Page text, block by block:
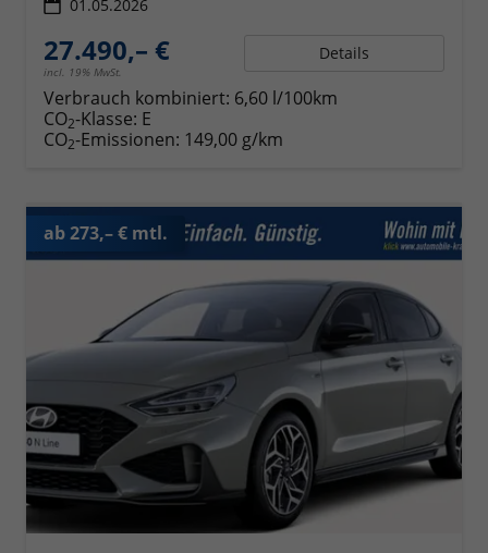
01.05.2026
27.490,– €
incl. 19% MwSt.
Details
Verbrauch kombiniert: 6,60 l/100km
CO2-Klasse: E
CO2-Emissionen: 149,00 g/km
ab 273,– € mtl.